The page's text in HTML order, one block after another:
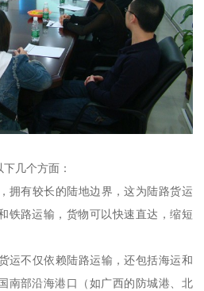
几个方面：
拥有较长的陆地边界，这为陆路货运
铁路运输，货物可以快速直达，缩短
运不仅依赖陆路运输，还包括海运和
南部沿海港口（如广西的防城港、北